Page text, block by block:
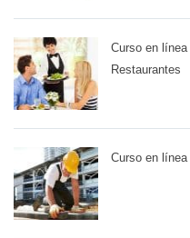
Curso en
Restaurantes
Curso en